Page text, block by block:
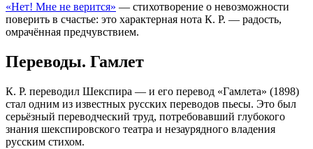
«Нет! Мне не верится» — стихотворение о невозможности
поверить в счастье: это характерная нота К. Р. — радость,
омрачённая предчувствием.
Переводы. Гамлет
К. Р. переводил Шекспира — и его перевод «Гамлета» (1898)
стал одним из известных русских переводов пьесы. Это был
серьёзный переводческий труд, потребовавший глубокого
знания шекспировского театра и незаурядного владения
русским стихом.